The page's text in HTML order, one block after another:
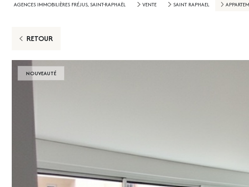
AGENCES IMMOBILIÈRES FRÉJUS, SAINT-RAPHAËL VENTE SAINT RAPHAEL
RETOUR
NOUVEAUTÉ